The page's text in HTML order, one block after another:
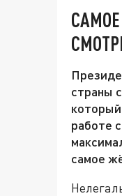
страны
работе
самое